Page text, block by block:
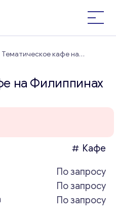
Тематическое кафе на
на Филиппинах
Кафе
По запросу
По запросу
По запросу